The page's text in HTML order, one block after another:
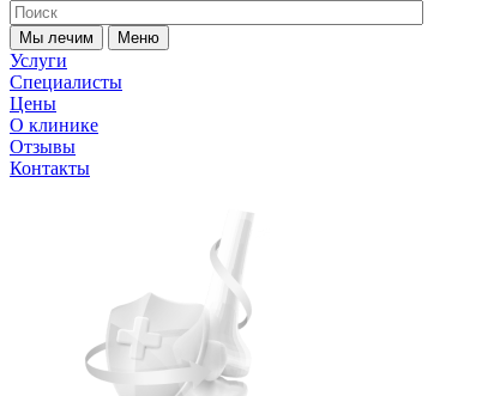
Мы лечим Меню
Услуги
Специалисты
Цены
О клинике
Отзывы
Контакты